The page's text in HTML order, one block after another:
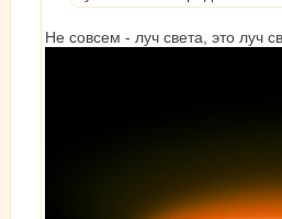
Не совсем - луч света, это луч